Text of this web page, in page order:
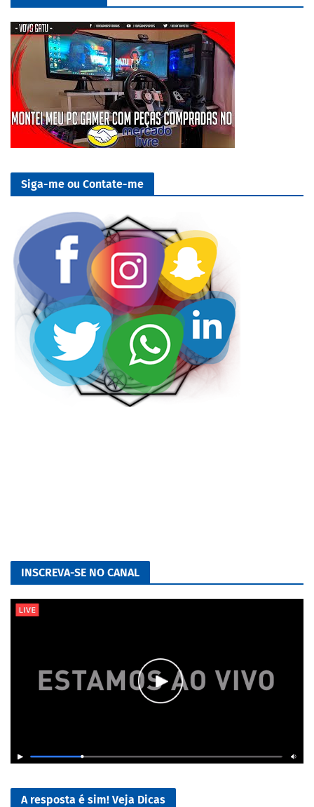
Siga-me ou Contate-me
INSCREVA-SE NO CANAL
A resposta é sim! Veja Dicas